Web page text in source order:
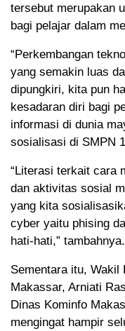
tersebut merupakan
bagi pelajar dalam
“Perkembangan
yang semakin luas
dipungkiri, kita pun
kesadaran diri bagi
informasi di dunia
sosialisasi di SMPN
“Literasi terkait cara
dan aktivitas sosial
yang kita
cyber yaitu phising
hati-hati,” tambahnya.
Sementara itu, Wakil
Makassar, Arniati
Dinas Kominfo
mengingat hampir